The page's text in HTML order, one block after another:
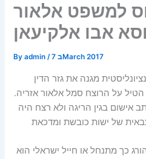
למשפט אלאור
אבו אלקיעאן
Byadmin/ 7 בMarch 2017
מגנה את גזר הדין
על הרוצח סמל אלאור אזריה.
אישום בגין הריגה ולא רצח היה
כך מתנחל או חייל ישראלי הוא